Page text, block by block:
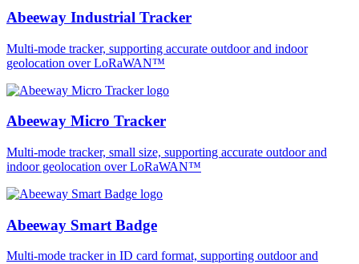
Abeeway Industrial Tracker
Multi-mode tracker, supporting accurate outdoor and indoor
geolocation over LoRaWAN™
Abeeway Micro Tracker
Multi-mode tracker, small size, supporting accurate outdoor and
indoor geolocation over LoRaWAN™
Abeeway Smart Badge
Multi-mode tracker in ID card format, supporting outdoor and